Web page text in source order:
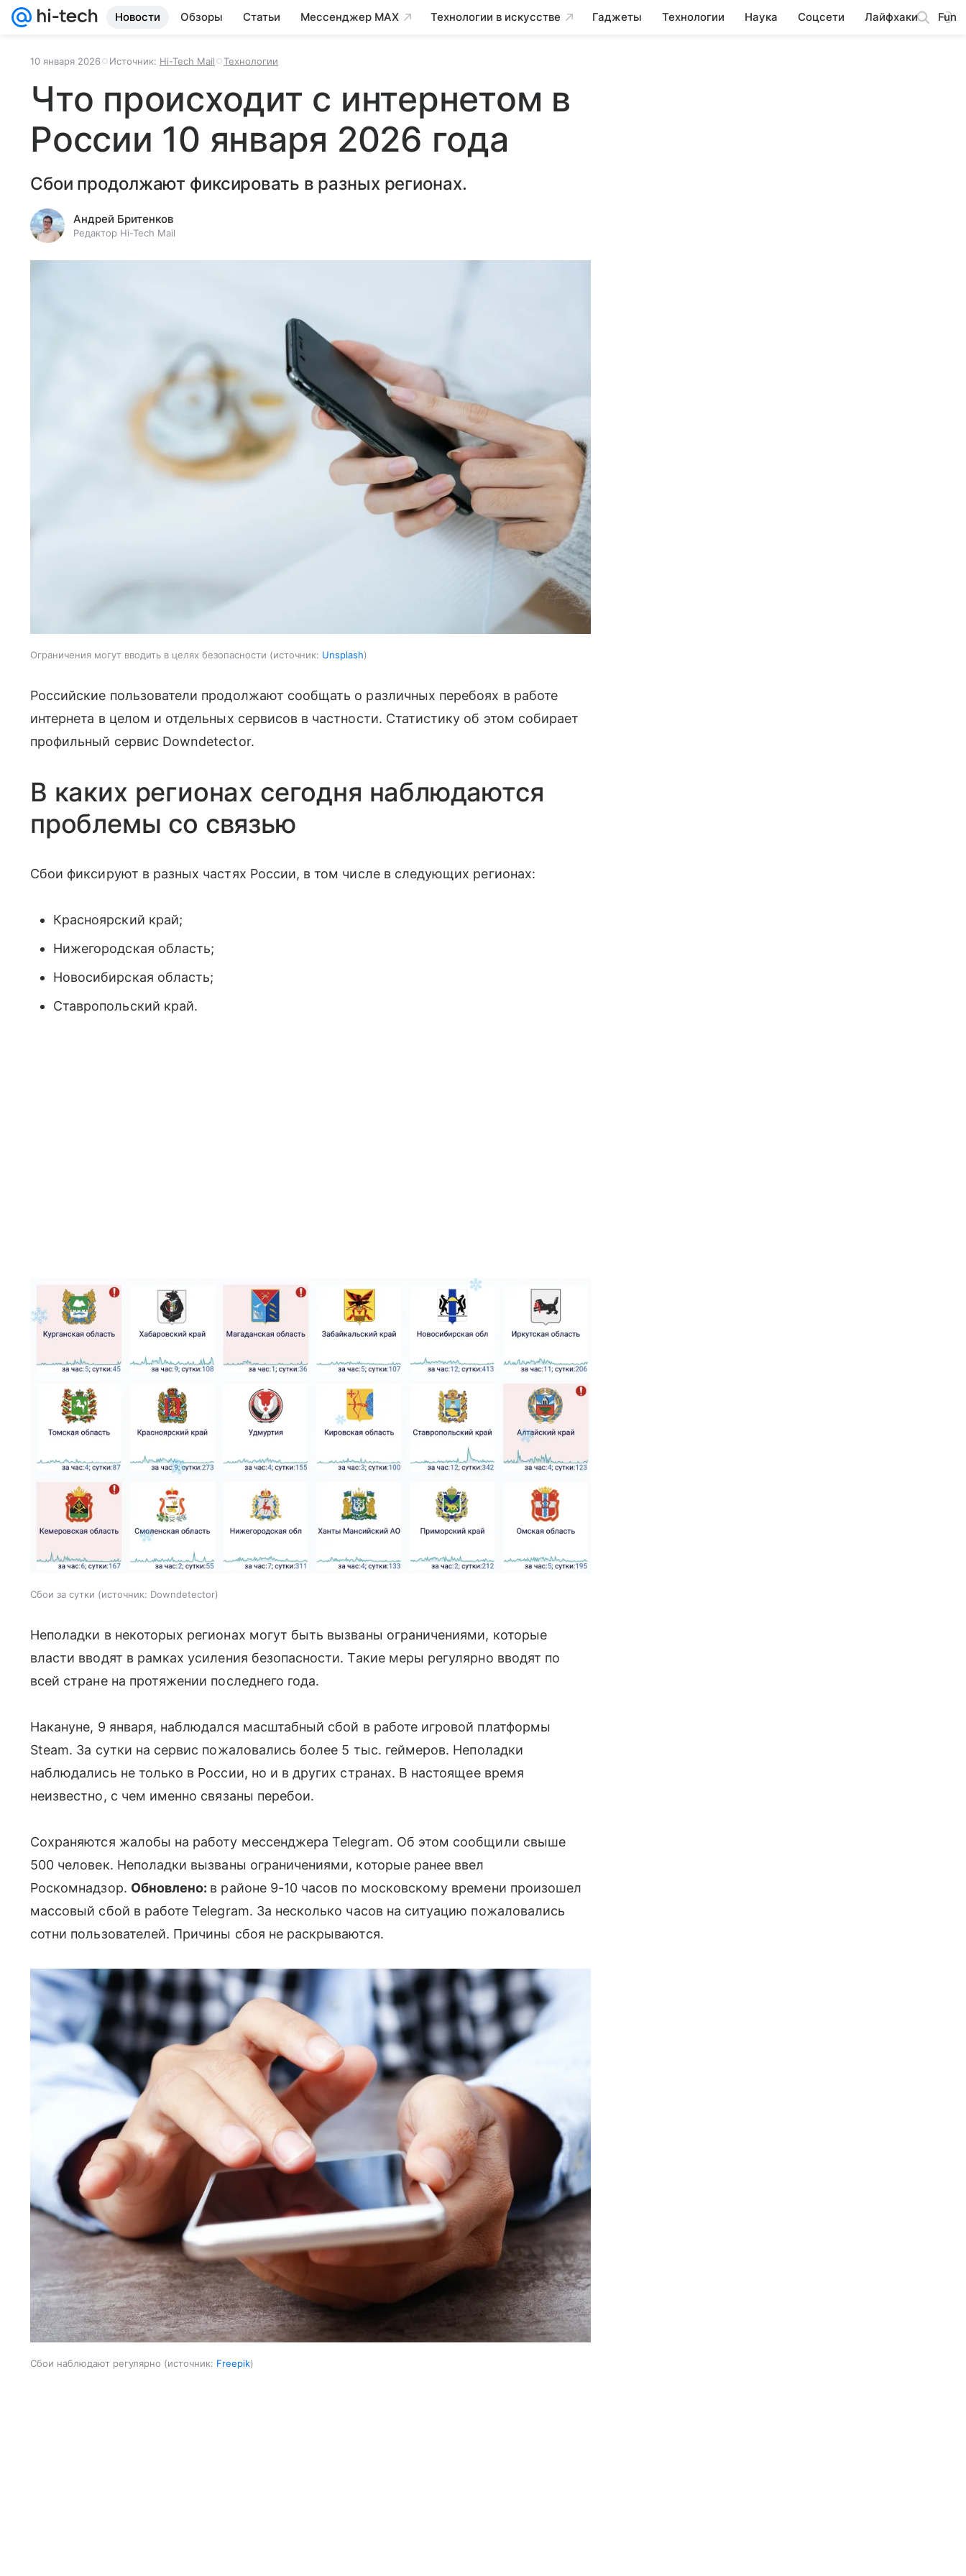
Новости Обзоры Статьи Мессенджер MAX Технологии в искусстве Гаджеты Технологии Наука Соцсети Лайфхаки Fun
10 января 2026 Источник: Hi-Tech Mail Технологии
Что происходит с интернетом в
России 10 января 2026 года
Сбои продолжают фиксировать в разных регионах.
Андрей Бритенков
Редактор Hi-Tech Mail
Ограничения могут вводить в целях безопасности источник: Unsplash
Российские пользователи продолжают сообщать о различных перебоях в работе
интернета в целом и отдельных сервисов в частности. Статистику об этом собирает
профильный сервис Downdetector.
В каких регионах сегодня наблюдаются
проблемы со связью
Сбои фиксируют в разных частях России, в том числе в следующих регионах:
Красноярский край;
Нижегородская область;
Новосибирская область;
Ставропольский край.
Сбои за сутки источник: Downdetector
Неполадки в некоторых регионах могут быть вызваны ограничениями, которые
власти вводят в рамках усиления безопасности. Такие меры регулярно вводят по
всей стране на протяжении последнего года.
Накануне, 9 января, наблюдался масштабный сбой в работе игровой платформы
Steam. За сутки на сервис пожаловались более 5 тыс. геймеров. Неполадки
наблюдались не только в России, но и в других странах. В настоящее время
неизвестно, с чем именно связаны перебои.
Сохраняются жалобы на работу мессенджера Telegram. Об этом сообщили свыше
500 человек. Неполадки вызваны ограничениями, которые ранее ввел
Роскомнадзор. Обновлено: в районе 9-10 часов по московскому времени произошел
массовый сбой в работе Telegram. За несколько часов на ситуацию пожаловались
сотни пользователей. Причины сбоя не раскрываются.
Сбои наблюдают регулярно источник: Freepik